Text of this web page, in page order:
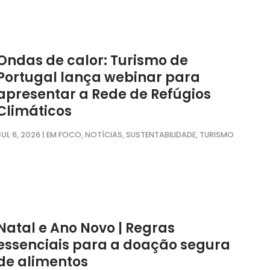
de calor: Turismo de
lança webinar para
a Rede de Refúgios
6, 2026 |EM FOCO,NOTÍCIAS,SUSTENTABILIDADE, TURISMO
e Ano Novo | Regras
para a doação segura
alimentos